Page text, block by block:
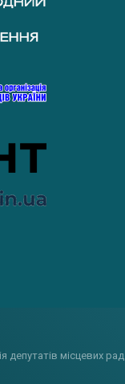
депутатів місцевих рад